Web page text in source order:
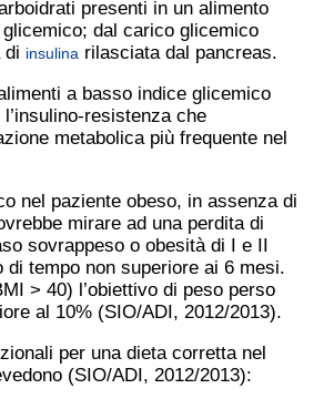
presenti in un alimento
dal carico glicemico
di insulina rilasciata dal pancreas.
a basso indice glicemico
resistenza che
metabolica più frequente nel
nel paziente obeso, in assenza di
mirare ad una perdita di
sovrappeso o obesità di I e II
di tempo non superiore ai 6 mesi.
> 40) l’obiettivo di peso perso
al 10% (SIO/ADI, 2012/2013).
per una dieta corretta nel
(SIO/ADI, 2012/2013):